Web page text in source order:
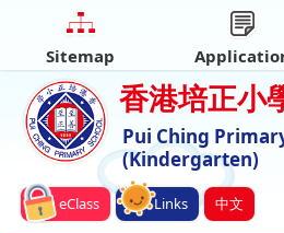
香港培正小
Pui Ching
(Kindergarten)
eClass Links 中文
Sitemap